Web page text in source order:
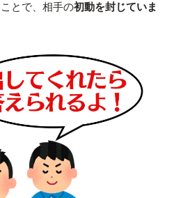
とで、相手の初動を封じていま